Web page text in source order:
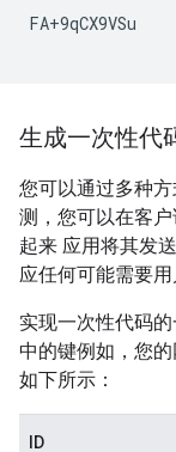
生成一次性代
您可以通过多种
测，您可以在客
起来 应用将其发
应任何可能需要用
实现一次性代码
中的键例如，您的
如下所示：
ID